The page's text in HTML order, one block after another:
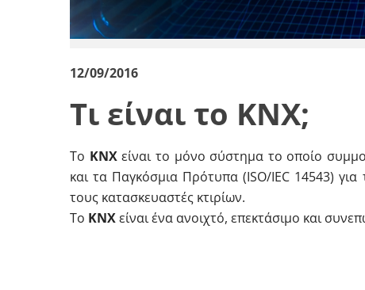
12/09/2016
Tι είναι το ΚΝΧ;
Το KNXείναι το μόνο σύστημα το οποίο
και τα Παγκόσμια Πρότυπα (ISO/IEC 14543) για
τους κατασκευαστές κτιρίων.
Το KNXείναι ένα ανοιχτό, επεκτάσιμο και